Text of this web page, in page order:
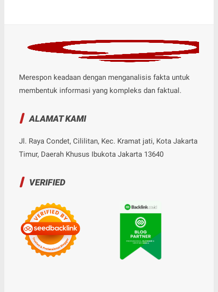
Merespon keadaan dengan menganalisis fakta untuk
membentuk informasi yang kompleks dan faktual.
ALAMAT KAMI
Jl. Raya Condet, Cililitan, Kec. Kramat jati, Kota Jakarta
Timur, Daerah Khusus Ibukota Jakarta 13640
VERIFIED